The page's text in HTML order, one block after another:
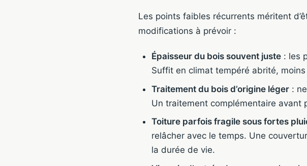
Les points faibles récurrents méritent
modifications à prévoir :
Épaisseur du bois souvent juste: les
Suffit en climat tempéré abrité,
Traitement du bois d’origine léger: ne
Un traitement complémentaire avant
Toiture parfois fragile sous fortes
relâcher avec le temps. Une
la durée de vie.